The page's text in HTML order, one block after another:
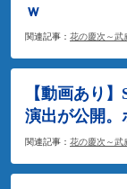
ｗ
関連記事： 花の慶次～武
【動画あり
演出が公開。
関連記事： 花の慶次～武